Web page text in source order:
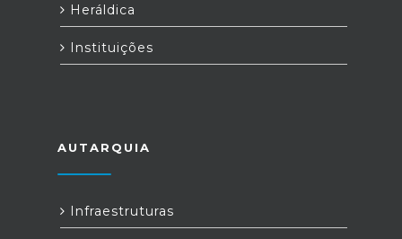
Heráldica
Instituições
AUTARQUIA
Infraestruturas